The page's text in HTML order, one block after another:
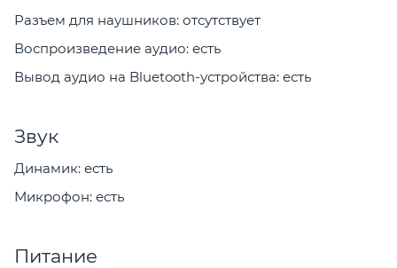
Разъем для наушников: отсутствует
Воспроизведение аудио: есть
Вывод аудио на Bluetooth-устройства: есть
Звук
Динамик: есть
Микрофон: есть
Питание